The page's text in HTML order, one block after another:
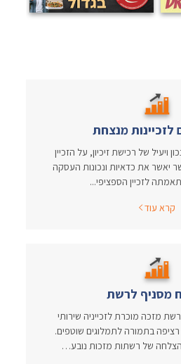
ויעיל של רכישת זיכיון, על הזכיין
יאשר את כדאיות ונכונות העסקה
לזכיין הספציפי...
קרא עוד
מסניף לרשת
מזכה מוכרת לזכייניה שירותי
רציפה בתמורה לתמלוגים שוטפים.
של רשתות מזכות נובע…